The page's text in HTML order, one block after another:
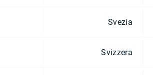
Svezia
Svizzera